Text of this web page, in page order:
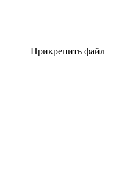
Прикрепить файл